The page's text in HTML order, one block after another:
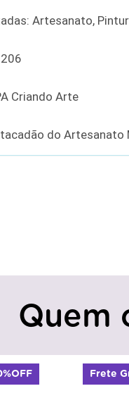
Artesanato,
Criando Arte
do Artesanato
Quem
Grátis #SP 50%OFF